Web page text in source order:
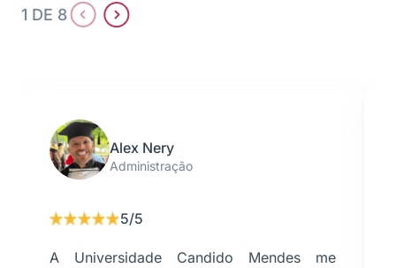
1 DE 8
Alex Nery
Administração
5/5
A Universidade Candido Mendes me